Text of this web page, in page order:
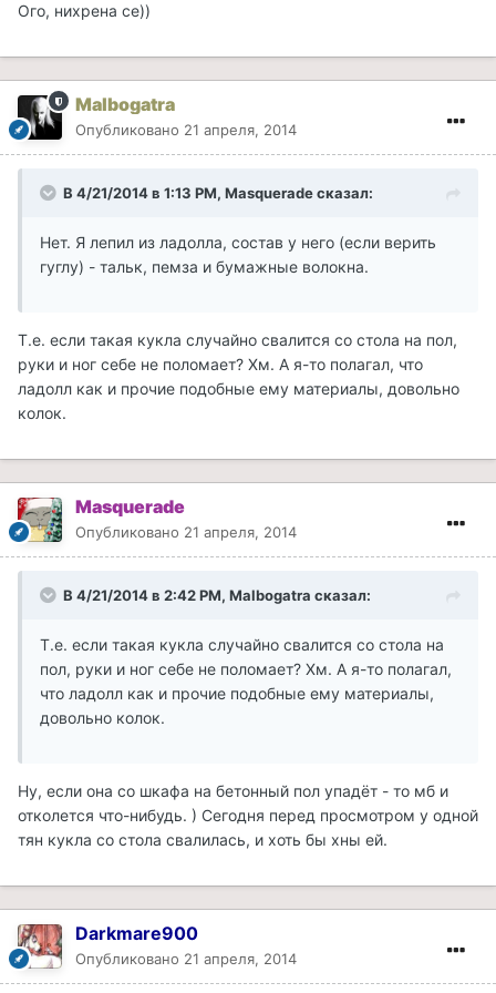
Ого, нихрена се))
Malbogatra
Опубликовано 21 апреля, 2014
В 4/21/2014 в 1:13 PM, Masquerade сказал:
Нет. Я лепил из ладолла, состав у него (если верить
гуглу) - тальк, пемза и бумажные волокна.
Т.е. если такая кукла случайно свалится со стола на пол,
руки и ног себе не поломает? Хм. А я-то полагал, что
ладолл как и прочие подобные ему материалы, довольно
колок.
Masquerade
Опубликовано 21 апреля, 2014
В 4/21/2014 в 2:42 PM, Malbogatra сказал:
Т.е. если такая кукла случайно свалится со стола на
пол, руки и ног себе не поломает? Хм. А я-то полагал,
что ладолл как и прочие подобные ему материалы,
довольно колок.
Ну, если она со шкафа на бетонный пол упадёт - то мб и
отколется что-нибудь. ) Сегодня перед просмотром у одной
тян кукла со стола свалилась, и хоть бы хны ей.
Darkmare900
Опубликовано 21 апреля, 2014